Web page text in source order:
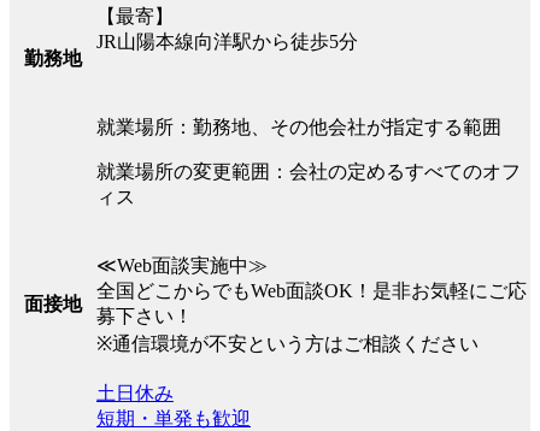
勤務地
【最寄】
JR山陽本線向洋駅から徒歩5分
就業場所：勤務地、その他会社が指定する範囲
就業場所の変更範囲：会社の定めるすべてのオフ
ィス
面接地
≪Web面談実施中≫
全国どこからでもWeb面談OK！是非お気軽にご応
募下さい！
※通信環境が不安という方はご相談ください
土日休み
短期・単発も歓迎